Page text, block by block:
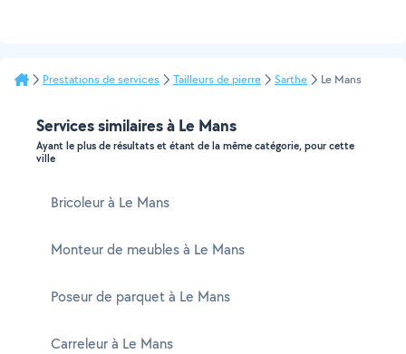
Prestations de services Tailleurs de pierre Sarthe Le Mans
Services similaires à Le Mans
Ayant le plus de résultats et étant de la même catégorie, pour cette
ville
Bricoleur à Le Mans
Monteur de meubles à Le Mans
Poseur de parquet à Le Mans
Carreleur à Le Mans